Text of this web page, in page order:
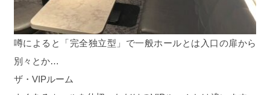
噂によると「完全独立型」で一般ホールとは入口の扉から
別々とか…
ザ・VIPルーム